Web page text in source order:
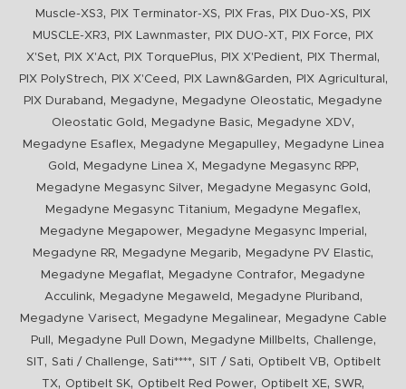
Muscle-XS3, PIX Terminator-XS, PIX Fras, PIX Duo-XS,
PIX
MUSCLE-XR3, PIX Lawnmaster, PIX DUO-XT , PIX Force,
PIX
X'Set, PIX X'Act, PIX TorquePlus, PIX X'Pedient, PIX Thermal ,
PIX PolyStrech, PIX X'Ceed , PIX Lawn&Garden, PIX Agricultural ,
PIX Duraband , Megadyne, Megadyne Oleostatic,
Megadyne
Oleostatic Gold , Megadyne Basic, Megadyne XDV,
Megadyne Esaflex, Megadyne Megapulley,
Megadyne Linea
Gold , Megadyne Linea X, Megadyne Megasync RPP,
Megadyne Megasync Silver, Megadyne Megasync Gold ,
Megadyne Megasync Titanium, Megadyne Megaflex,
Megadyne Megapower, Megadyne Megasync Imperial ,
Megadyne RR, Megadyne Megarib, Megadyne PV Elastic,
Megadyne Megaflat, Megadyne Contrafor,
Megadyne
Acculink, Megadyne Megaweld , Megadyne Pluriband ,
Megadyne Varisect, Megadyne Megalinear,
Megadyne Cable
Pull
, Megadyne Pull Down, Megadyne Millbelts, Challenge,
SIT , Sati / Challenge, Sati****, SIT / Sati, Optibelt VB, Optibelt
TX, Optibelt SK, Optibelt Red Power, Optibelt XE, SWR,